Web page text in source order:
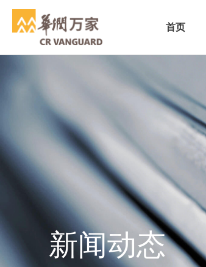
首页
新闻动态